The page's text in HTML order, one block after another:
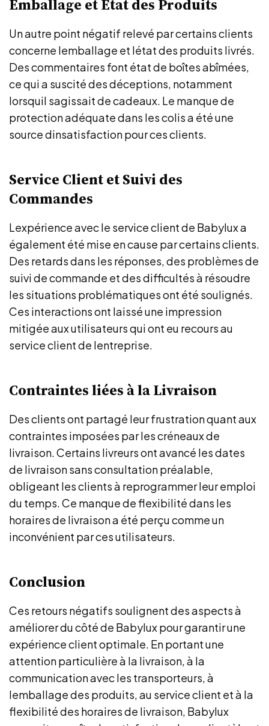
Emballage et État des Produits
Un autre point négatif relevé par certains clients
concerne lemballage et létat des produits livrés.
Des commentaires font état de boîtes abîmées,
ce qui a suscité des déceptions, notamment
lorsquil sagissait de cadeaux. Le manque de
protection adéquate dans les colis a été une
source dinsatisfaction pour ces clients.
Service Client et Suivi des
Commandes
Lexpérience avec le service client de Babylux a
également été mise en cause par certains clients.
Des retards dans les réponses, des problèmes de
suivi de commande et des difficultés à résoudre
les situations problématiques ont été soulignés.
Ces interactions ont laissé une impression
mitigée aux utilisateurs qui ont eu recours au
service client de lentreprise.
Contraintes liées à la Livraison
Des clients ont partagé leur frustration quant aux
contraintes imposées par les créneaux de
livraison. Certains livreurs ont avancé les dates
de livraison sans consultation préalable,
obligeant les clients à reprogrammer leur emploi
du temps. Ce manque de flexibilité dans les
horaires de livraison a été perçu comme un
inconvénient par ces utilisateurs.
Conclusion
Ces retours négatifs soulignent des aspects à
améliorer du côté de Babylux pour garantir une
expérience client optimale. En portant une
attention particulière à la livraison, à la
communication avec les transporteurs, à
lemballage des produits, au service client et à la
flexibilité des horaires de livraison, Babylux